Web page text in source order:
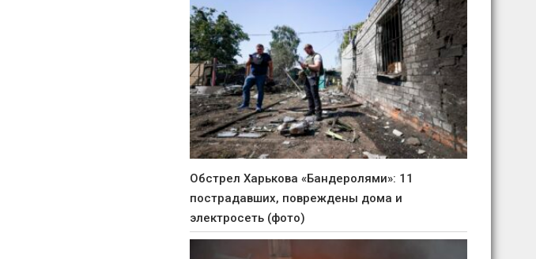
Обстрел Харькова «Бандеролями»: 11
пострадавших, повреждены дома и
электросеть (фото)